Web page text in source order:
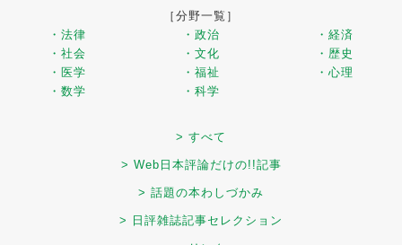
［分野一覧］
・法律
・政治
・経済
・社会
・文化
・歴史
・医学
・福祉
・心理
・数学
・科学
> すべて
> Web日本評論だけの!!記事
> 話題の本わしづかみ
> 日評雑誌記事セレクション